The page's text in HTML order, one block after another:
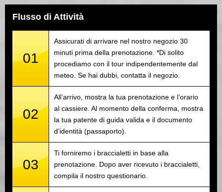
Flusso di Attività
01
Assicurati di arrivare nel nostro negozio 30
minuti prima della prenotazione. *Di solito
procediamo con il tour indipendentemente dal
meteo. Se hai dubbi, contatta il negozio.
02
All’arrivo, mostra la tua prenotazione e l’orario
al cassiere. Al momento della conferma, mostra
la tua patente di guida valida e il documento
d’identità (passaporto).
03
Ti forniremo i braccialetti in base alla
prenotazione. Dopo aver ricevuto i braccialetti,
compila il nostro questionario.